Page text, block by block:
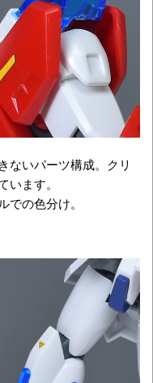
ないパーツ構成。クリ
ます。
の色分け。